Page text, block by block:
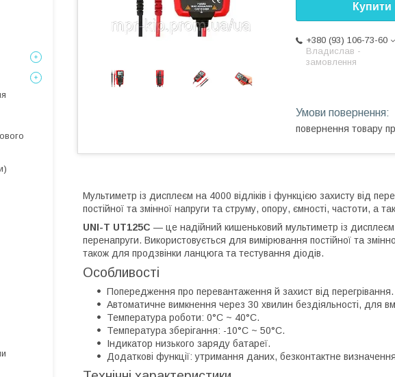
Купити
+380 (93) 106-73-60
Владислав -
замовлення
повернення товару
Мультиметр із дисплеєм на 4000 відліків і функцією захисту від
постійної та змінної напруги та струму, опору, ємності, частоти, а
UNI-T UT125C — це надійний кишеньковий мультиметр із дисплеєм
перенапруги. Використовується для вимірювання постійної та
також для продзвінки ланцюга та тестування діодів.
Особливості
Попередження про перевантаження й захист від перегрівання.
Автоматичне вимкнення через 30 хвилин бездіяльності, для
Температура роботи: 0°C ~ 40°C.
Температура зберігання: -10°C ~ 50°C.
Індикатор низького заряду батареї.
Додаткові функції: утримання даних, безконтактне